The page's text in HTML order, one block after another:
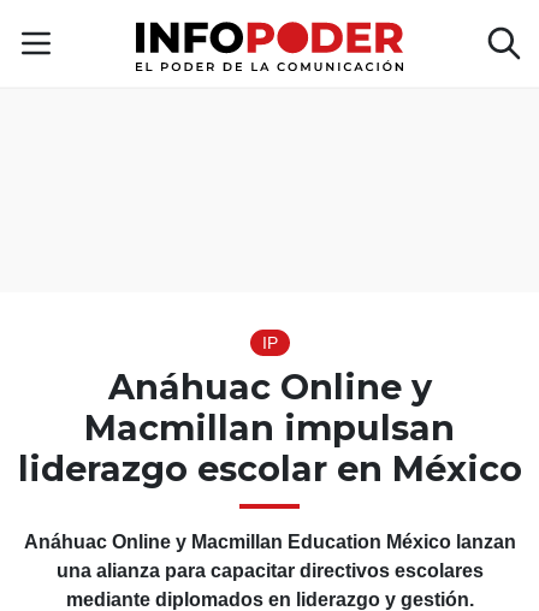
IP
Anáhuac Online y
Macmillan impulsan
liderazgo escolar en México
Anáhuac Online y Macmillan Education México lanzan
una alianza para capacitar directivos escolares
mediante diplomados en liderazgo y gestión.